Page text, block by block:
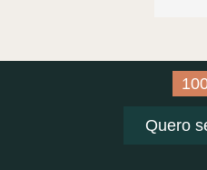
Quero